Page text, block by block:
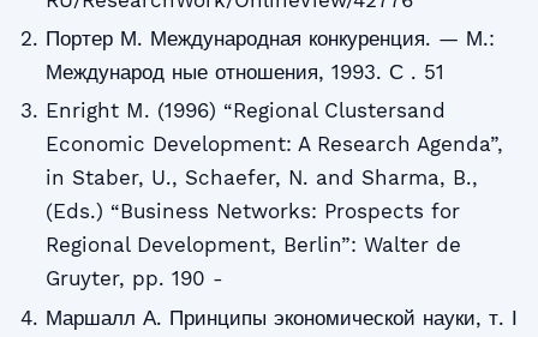
Портер М. Международная конкуренция. — М.:
Международ ные отношения, 1993. С . 51
Enright M. (1996) “Regional Clustersand
Economic Development: A Research Agenda”,
in Staber, U., Schaefer, N. and Sharma, B.,
(Eds.) “Business Networks: Prospects for
Regional Development, Berlin”: Walter de
Gruyter, pp. 190 -
Маршалл А. Принципы экономической науки, т. І